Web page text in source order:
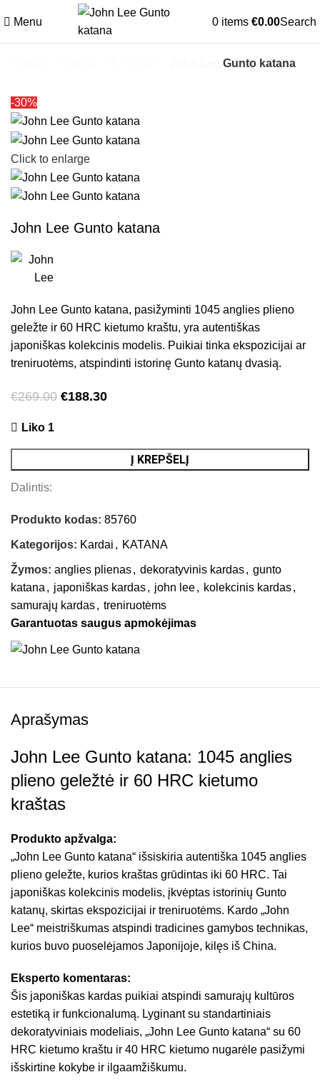
Menu 0 items €0.00Search
John Lee Gunto katana
-30%
Click to enlarge
John Lee Gunto katana
John Lee Gunto katana, pasižyminti 1045 anglies plieno
geležte ir 60 HRC kietumo kraštu, yra autentiškas
japoniškas kolekcinis modelis. Puikiai tinka ekspozicijai ar
treniruotėms, atspindinti istorinę Gunto katanų dvasią.
€269.00 €188.30
Liko 1
Į KREPŠELĮ
Dalintis:
Produkto kodas:85760
Kategorijos: Kardai , KATANA
Žymos: anglies plienas, dekoratyvinis kardas, gunto
katana , japoniškas kardas, john lee, kolekcinis kardas,
samurajų kardas, treniruotėms
Garantuotas saugus apmokėjimas
Aprašymas
John Lee Gunto katana: 1045 anglies
plieno geležtė ir 60 HRC kietumo
kraštas
Produkto apžvalga:
„John Lee Gunto katana“ išsiskiria autentiška 1045 anglies
plieno geležte, kurios kraštas grūdintas iki 60 HRC. Tai
japoniškas kolekcinis modelis, įkvėptas istorinių Gunto
katanų, skirtas ekspozicijai ir treniruotėms. Kardo „John
Lee“ meistriškumas atspindi tradicines gamybos technikas,
kurios buvo puoselėjamos Japonijoje, kilęs iš China.
Eksperto komentaras:
Šis japoniškas kardas puikiai atspindi samurajų kultūros
estetiką ir funkcionalumą. Lyginant su standartiniais
dekoratyviniais modeliais, „John Lee Gunto katana“ su 60
HRC kietumo kraštu ir 40 HRC kietumo nugarėle pasižymi
išskirtine kokybe ir ilgaamžiškumu.